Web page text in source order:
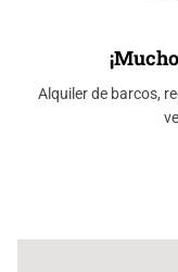
Alquiler de barcos,